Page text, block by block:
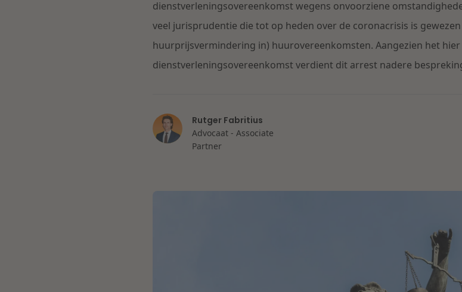
dienstverleningsovereenkomst wegens onvoorziene
veel jurisprudentie die tot op heden over de coronacrisis is
huurprijsvermindering in) huurovereenkomsten. Aangezien het
dienstverleningsovereenkomst verdient dit arrest nadere
Rutger Fabritius
Advocaat - Associate
Partner